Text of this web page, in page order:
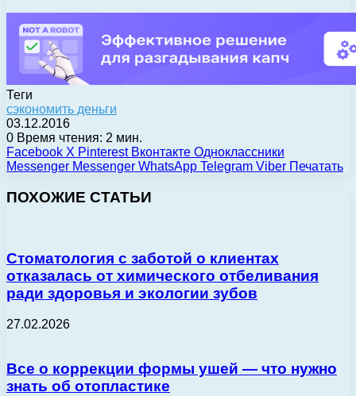
Теги
сэкономить деньги
03.12.2016
0 Время чтения: 2 мин.
Facebook X Pinterest Вконтакте Одноклассники
Messenger Messenger WhatsApp Telegram Viber Печатать
ПОХОЖИЕ СТАТЬИ
Стоматология с заботой о клиентах
отказалась от химического отбеливания
ради здоровья и экологии зубов
27.02.2026
Все о коррекции формы ушей — что нужно
знать об отопластике